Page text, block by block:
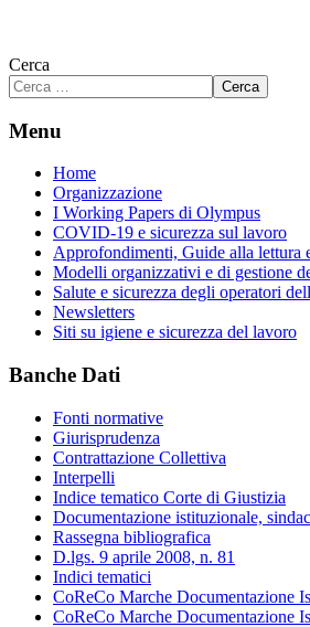
Cerca
Cerca
Menu
Home
Organizzazione
I Working Papers di Olympus
COVID-19 e sicurezza sul lavoro
Approfondimenti, Guide alla lettura
Modelli organizzativi e di gestione
Salute e sicurezza degli operatori
Newsletters
Siti su igiene e sicurezza del lavoro
Banche Dati
Fonti normative
Giurisprudenza
Contrattazione Collettiva
Interpelli
Indice tematico Corte di Giustizia
Documentazione istituzionale,
Rassegna bibliografica
D.lgs. 9 aprile 2008, n. 81
Indici tematici
CoReCo Marche Documentazione
CoReCo Marche Documentazione